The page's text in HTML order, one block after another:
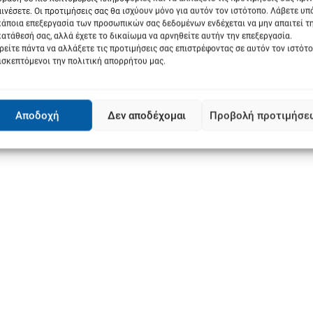
Οι προτιμήσεις σας θα ισχύουν μόνο για αυτόν τον ιστότοπο. Λάβετε
επεξεργασία των προσωπικών σας δεδομένων ενδέχεται να μην απαιτεί
σας, αλλά έχετε το δικαίωμα να αρνηθείτε αυτήν την επεξεργασία.
πάντα να αλλάξετε τις προτιμήσεις σας επιστρέφοντας σε αυτόν τον
την πολιτική απορρήτου μας.
Αποδοχή Δεν αποδέχομαι Προβολή
Next:
Ενημέρωση Συλλόγου Τριτέκνων
Φαρσάλων